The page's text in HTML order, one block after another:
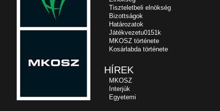
Tiszteletbeli elnökség
Bizottságok
Határozatok
Játékvezetu0151k
MKOSZ története
Kosárlabda története
HÍREK
MKOSZ
Interjúk
Egyetemi